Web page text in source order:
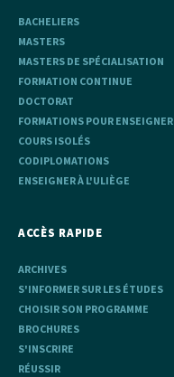
BACHELIERS
MASTERS
MASTERS DE SPÉCIALISATION
FORMATION CONTINUE
DOCTORAT
FORMATIONS POUR ENSEIGNER
COURS ISOLÉS
CODIPLOMATIONS
ENSEIGNER À L'ULIÈGE
ACCÈS RAPIDE
ARCHIVES
S'INFORMER SUR LES ÉTUDES
CHOISIR SON PROGRAMME
BROCHURES
S'INSCRIRE
RÉUSSIR